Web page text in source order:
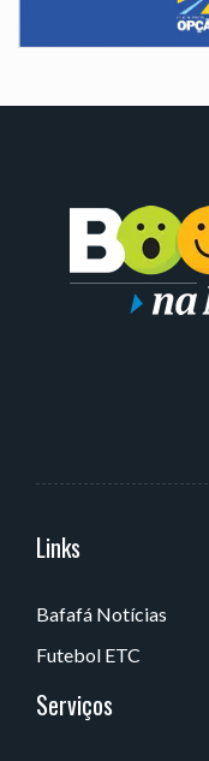
Links
Bafafá Notícias
Futebol ETC
Serviços
Serviços